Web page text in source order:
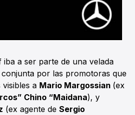
iba a ser parte de una velada
por las promotoras que
a Mario Margossian (ex
Chino “Maidana), y
(ex agente de Sergio